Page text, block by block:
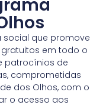
social que promove
em todo o
patrocínios de
comprometidas
dos Olhos, com o
o acesso aos